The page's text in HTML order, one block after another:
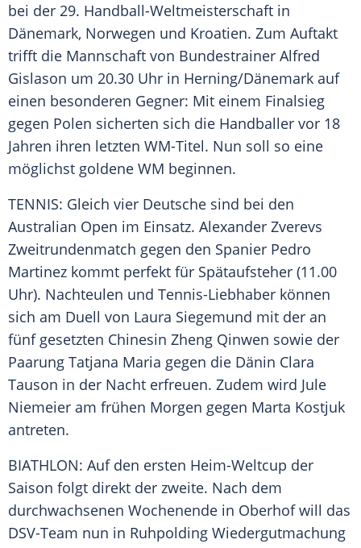
bei der 29. Handball-Weltmeisterschaft in
Dänemark, Norwegen und Kroatien. Zum Auftakt
trifft die Mannschaft von Bundestrainer Alfred
Gislason um 20.30 Uhr in Herning/Dänemark auf
einen besonderen Gegner: Mit einem Finalsieg
gegen Polen sicherten sich die Handballer vor 18
Jahren ihren letzten WM-Titel. Nun soll so eine
möglichst goldene WM beginnen.
TENNIS: Gleich vier Deutsche sind bei den
Australian Open im Einsatz. Alexander Zverevs
Zweitrundenmatch gegen den Spanier Pedro
Martinez kommt perfekt für Spätaufsteher (11.00
Uhr). Nachteulen und Tennis-Liebhaber können
sich am Duell von Laura Siegemund mit der an
fünf gesetzten Chinesin Zheng Qinwen sowie der
Paarung Tatjana Maria gegen die Dänin Clara
Tauson in der Nacht erfreuen. Zudem wird Jule
Niemeier am frühen Morgen gegen Marta Kostjuk
antreten.
BIATHLON: Auf den ersten Heim-Weltcup der
Saison folgt direkt der zweite. Nach dem
durchwachsenen Wochenende in Oberhof will das
DSV-Team nun in Ruhpolding Wiedergutmachung